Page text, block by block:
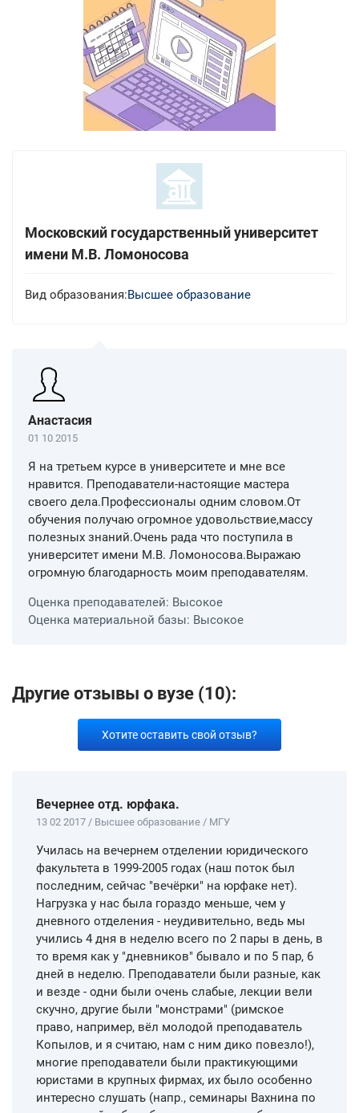
Московский государственный университет
имени М.В. Ломоносова
Вид образования:Высшее образование
Анастасия
01 10 2015
Я на третьем курсе в университете и мне все
нравится. Преподаватели-настоящие мастера
своего дела.Профессионалы одним словом.От
обучения получаю огромное удовольствие,массу
полезных знаний.Очень рада что поступила в
университет имени М.В. Ломоносова.Выражаю
огромную благодарность моим преподавателям.
Оценка преподавателей: Высокое
Оценка материальной базы: Высокое
Другие отзывы о вузе (10):
Хотите оставить свой отзыв?
Вечернее отд. юрфака.
13 02 2017 / Высшее образование / МГУ
Училась на вечернем отделении юридического
факультета в 1999-2005 годах (наш поток был
последним, сейчас "вечёрки" на юрфаке нет).
Нагрузка у нас была гораздо меньше, чем у
дневного отделения - неудивительно, ведь мы
учились 4 дня в неделю всего по 2 пары в день, в
то время как у "дневников" бывало и по 5 пар, 6
дней в неделю. Преподаватели были разные, как
и везде - одни были очень слабые, лекции вели
скучно, другие были "монстрами" (римское
право, например, вёл молодой преподаватель
Копылов, и я считаю, нам с ним дико повезло!),
многие преподаватели были практикующими
юристами в крупных фирмах, их было особенно
интересно слушать (напр., семинары Вахнина по